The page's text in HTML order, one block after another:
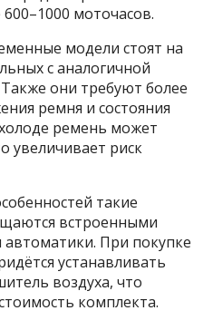
моточасов.
модели стоят на
с аналогичной
они требуют более
ремня и состояния
ремень может
увеличивает риск
такие
встроенными
При покупке
устанавливать
воздуха, что
комплекта.